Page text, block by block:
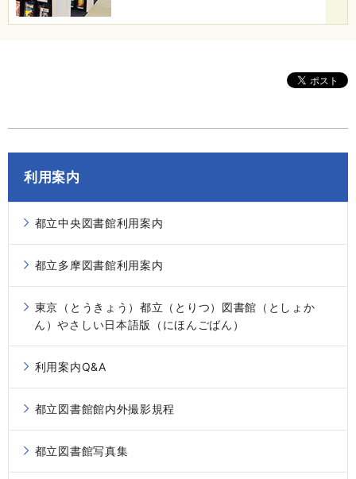
利用案内
都立中央図書館利用案内
都立多摩図書館利用案内
東京（とうきょう）都立（とりつ）図書館（としょか
ん）やさしい日本語版（にほんごばん）
利用案内Q&A
都立図書館館内外撮影規程
都立図書館写真集